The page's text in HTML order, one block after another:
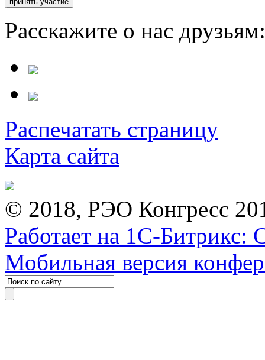
Расскажите о нас
Распечатать страницу
Карта сайта
© 2018, РЭО Конгресс
Работает на 1С-Битрикс:
Мобильная версия